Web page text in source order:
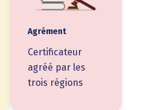
Agrément
Certificateur
agréé par les
trois régions